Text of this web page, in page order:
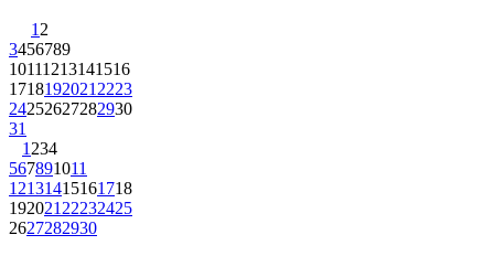
1 2
3456789
10111213141516
1718192021 2223
24252627282930
31
1 234
567891011
12131415161718
192021 22232425
2627282930